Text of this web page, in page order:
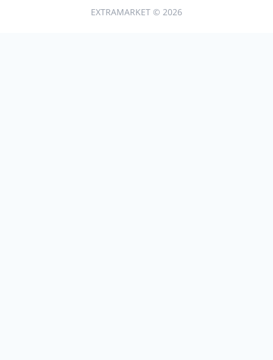
EXTRAMARKET © 2026